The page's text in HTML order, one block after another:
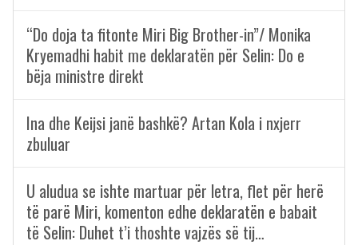
“Do doja ta fitonte Miri Big Brother-in”/ Monika
Kryemadhi habit me deklaratën për Selin: Do e
bëja ministre direkt
Ina dhe Keijsi janë bashkë? Artan Kola i nxjerr
zbuluar
U aludua se ishte martuar për letra, flet për herë
të parë Miri, komenton edhe deklaratën e babait
të Selin: Duhet t’i thoshte vajzës së tij…